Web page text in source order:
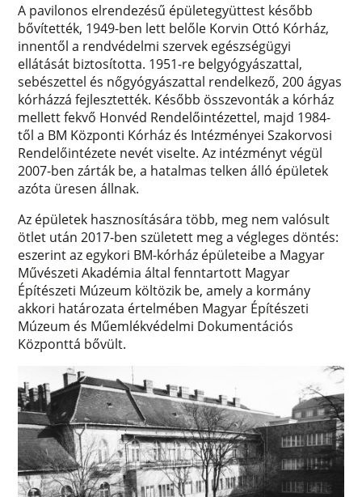
A pavilonos elrendezésű épületegyüttest később
bővítették, 1949-ben lett belőle Korvin Ottó Kórház,
innentől a rendvédelmi szervek egészségügyi
ellátását biztosította. 1951-re belgyógyászattal,
sebészettel és nőgyógyászattal rendelkező, 200 ágyas
kórházzá fejlesztették. Később összevonták a kórház
mellett fekvő Honvéd Rendelőintézettel, majd 1984-
től a BM Központi Kórház és Intézményei Szakorvosi
Rendelőintézete nevét viselte. Az intézményt végül
2007-ben zárták be, a hatalmas telken álló épületek
azóta üresen állnak.
Az épületek hasznosítására több, meg nem valósult
ötlet után 2017-ben született meg a végleges döntés:
eszerint az egykori BM-kórház épületeibe a Magyar
Művészeti Akadémia által fenntartott Magyar
Építészeti Múzeum költözik be, amely a kormány
akkori határozata értelmében Magyar Építészeti
Múzeum és Műemlékvédelmi Dokumentációs
Központtá bővült.